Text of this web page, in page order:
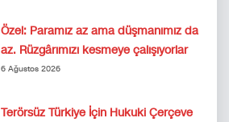
Özel: Paramız az ama düşmanımız da
az. Rüzgârımızı kesmeye çalışıyorlar
6 Ağustos 2026
Terörsüz Türkiye İçin Hukuki Çerçeve